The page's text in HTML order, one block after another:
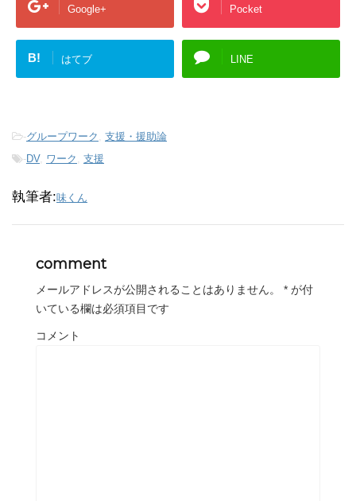
Google+ Pocket
B! はてブ LINE
-グループワーク , 支援・援助論
-DV, ワーク , 支援
執筆者:味くん
comment
メールアドレスが公開されることはありません。 * が付
いている欄は必須項目です
コメント